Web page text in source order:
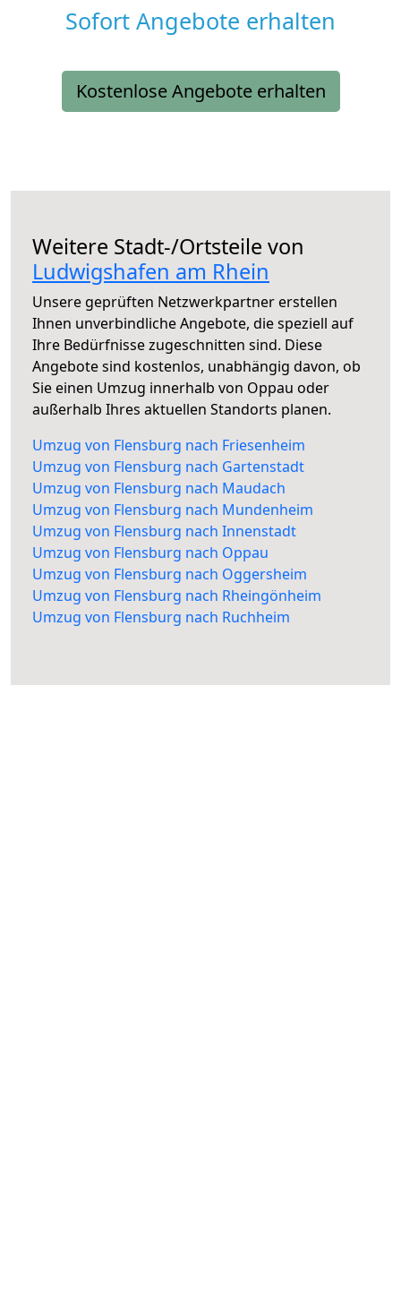
Sofort Angebote erhalten
Kostenlose Angebote erhalten
Weitere Stadt-/Ortsteile von
Ludwigshafen am Rhein
Unsere geprüften Netzwerkpartner erstellen
Ihnen unverbindliche Angebote, die speziell auf
Ihre Bedürfnisse zugeschnitten sind. Diese
Angebote sind kostenlos, unabhängig davon, ob
Sie einen Umzug innerhalb von Oppau oder
außerhalb Ihres aktuellen Standorts planen.
Umzug von Flensburg nach Friesenheim
Umzug von Flensburg nach Gartenstadt
Umzug von Flensburg nach Maudach
Umzug von Flensburg nach Mundenheim
Umzug von Flensburg nach Innenstadt
Umzug von Flensburg nach Oppau
Umzug von Flensburg nach Oggersheim
Umzug von Flensburg nach Rheingönheim
Umzug von Flensburg nach Ruchheim